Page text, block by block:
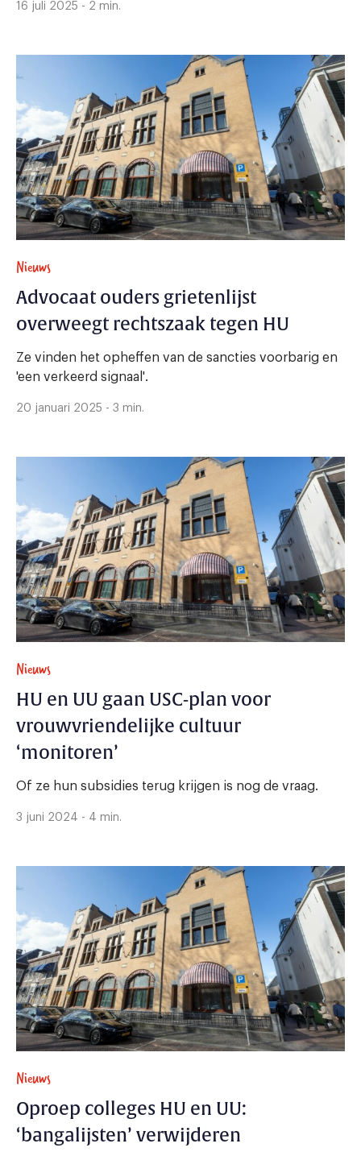
16 juli 2025 - 2 min.
Nieuws
Advocaat ouders grietenlijst
overweegt rechtszaak tegen HU
Ze vinden het opheffen van de sancties voorbarig en
'een verkeerd signaal'.
20 januari 2025 - 3 min.
Nieuws
HU en UU gaan USC-plan voor
vrouwvriendelijke cultuur
‘monitoren’
Of ze hun subsidies terug krijgen is nog de vraag.
3 juni 2024 - 4 min.
Nieuws
Oproep colleges HU en UU:
‘bangalijsten’ verwijderen